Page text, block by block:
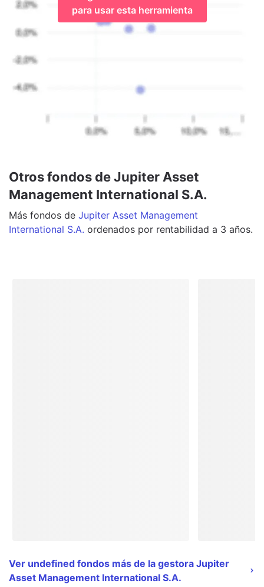
para usar esta herramienta
Otros fondos de Jupiter Asset
Management International S.A.
Más fondos de Jupiter Asset Management
International S.A. ordenados por rentabilidad a 3 años.
Ver undefined fondos más de la gestora Jupiter
Asset Management International S.A.